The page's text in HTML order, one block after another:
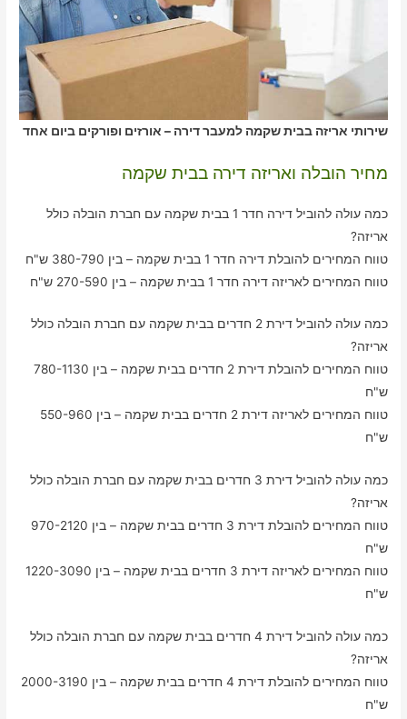
שירותי אריזה בבית שקמה למעבר דירה – אורזים ופורקים ביום אחד
מחיר הובלה ואריזה דירה בבית שקמה
כמה עולה להוביל דירה חדר 1 בבית שקמה עם חברת הובלה כולל
אריזה?
טווח המחירים להובלת דירה חדר 1 בבית שקמה – בין 380-790 ש"ח
טווח המחירים לאריזה דירה חדר 1 בבית שקמה – בין 270-590 ש"ח
כמה עולה להוביל דירת 2 חדרים בבית שקמה עם חברת הובלה כולל
אריזה?
טווח המחירים להובלת דירת 2 חדרים בבית שקמה – בין 780-1130
ש"ח
טווח המחירים לאריזה דירת 2 חדרים בבית שקמה – בין 550-960
ש"ח
כמה עולה להוביל דירת 3 חדרים בבית שקמה עם חברת הובלה כולל
אריזה?
טווח המחירים להובלת דירת 3 חדרים בבית שקמה – בין 970-2120
ש"ח
טווח המחירים לאריזה דירת 3 חדרים בבית שקמה – בין 1220-3090
ש"ח
כמה עולה להוביל דירת 4 חדרים בבית שקמה עם חברת הובלה כולל
אריזה?
טווח המחירים להובלת דירת 4 חדרים בבית שקמה – בין 2000-3190
ש"ח